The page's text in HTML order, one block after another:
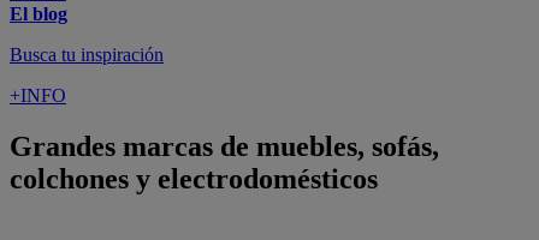
El blog
Busca tu inspiración
+INFO
Grandes marcas de muebles, sofás,
colchones y electrodomésticos